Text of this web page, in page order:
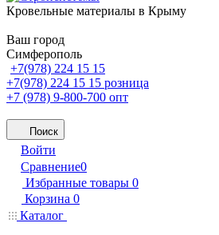
Кровельные материалы в Крыму
Ваш город
Симферополь
+7(978) 224 15 15
+7(978) 224 15 15 розница
+7 (978) 9-800-700 опт
Поиск
Войти
Сравнение0
Избранные товары 0
Корзина 0
Каталог